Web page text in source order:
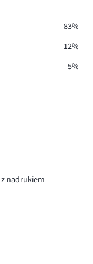
nadrukiem
83%
12%
5%